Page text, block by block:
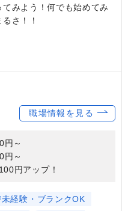
てみよう！何でも始めてみ
さ！！
職場情報を見る
～
～
円アップ！
経験・ブランクOK